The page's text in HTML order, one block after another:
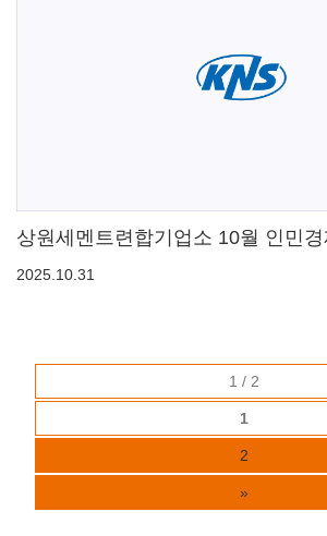
상원세멘트련합기업소 10월 인민
2025.10.31
1 / 2
1
2
»